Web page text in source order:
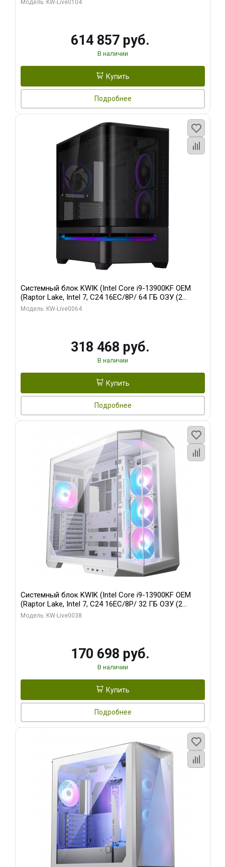
Модель: KW-Live0104
614 857 руб.
В наличии
Купить
Подробнее
Системный блок KWIK (Intel Core i9-13900KF OEM
(Raptor Lake, Intel 7, C24 16EC/8P/ 64 ГБ ОЗУ (2
модуля)/ ASUS RTX5080 PROART OC 16GB GDDR7
Модель: KW-Live0064
318 468 руб.
В наличии
Купить
Подробнее
Системный блок KWIK (Intel Core i9-13900KF OEM
(Raptor Lake, Intel 7, C24 16EC/8P/ 32 ГБ ОЗУ (2
модуля)/ Gigabyte RX9070XT GAMING OC 16GB GDDR6
Модель: KW-Live0038
170 698 руб.
В наличии
Купить
Подробнее